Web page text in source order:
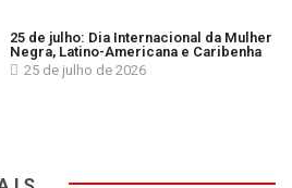
25 de julho: Dia Internacional da Mulher
Negra, Latino-Americana e Caribenha
25 de julho de 2026